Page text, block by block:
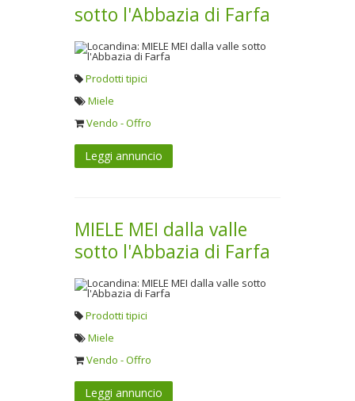
sotto l'Abbazia di Farfa
Prodotti tipici
Miele
Vendo - Offro
Leggi annuncio
MIELE MEI dalla valle
sotto l'Abbazia di Farfa
Prodotti tipici
Miele
Vendo - Offro
Leggi annuncio